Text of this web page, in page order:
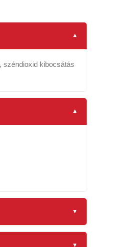
széndioxid kibocsátás